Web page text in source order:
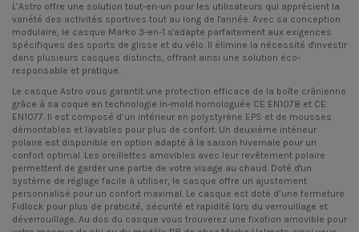
L’Astro offre une solution tout-en-un pour les utilisateurs qui apprécient la
variété des activités sportives tout au long de l'année. Avec sa conception
modulaire, le casque Marko 3-en-1 s'adapte parfaitement aux exigences
spécifiques des sports de glisse et du vélo. Il élimine la nécessité d'investir
dans plusieurs casques distincts, offrant ainsi une solution éco-
responsable et pratique.
Le casque Astro vous garantit une protection efficace de la boîte crânienne
grâce à sa coque en technologie in-mold homologuée CE EN1078 et CE
EN1077. Il est composé d’un intérieur en polystyrène EPS et de mousses
démontables et lavables pour plus de confort. Un deuxième intérieur
polaire est disponible en option adapté à la saison hivernale pour un
confort optimal. Les oreillettes amovibles avec leur revêtement polaire
permettent de garder une partie de votre visage au chaud. Doté d'un
système de réglage facile à utiliser, le casque offre un ajustement
personnalisé pour un confort maximal. Le casque est doté d’une fermeture
Fidlock pour plus de praticité, sécurité et rapidité lors du verrouillage et
déverrouillage. Au dos du casque vous trouverez une fixation amovible pour